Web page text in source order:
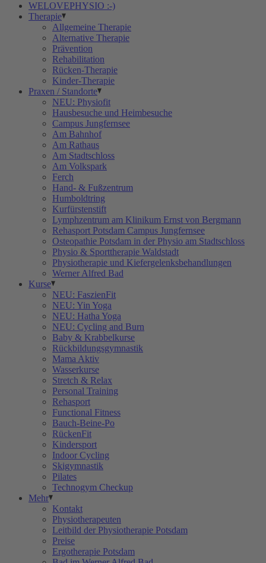
WELOVEPHYSIO :-)
Therapie
Allgemeine Therapie
Alternative Therapie
Prävention
Rehabilitation
Rücken-Therapie
Kinder-Therapie
Praxen / Standorte
NEU: Physiofit
Hausbesuche und Heimbesuche
Campus Jungfernsee
Am Bahnhof
Am Rathaus
Am Stadtschloss
Am Volkspark
Ferch
Hand- & Fußzentrum
Humboldtring
Kurfürstenstift
Lymphzentrum am Klinikum Ernst von Bergmann
Rehasport Potsdam Campus Jungfernsee
Osteopathie Potsdam in der Physio am Stadtschloss
Physio & Sporttherapie Waldstadt
Physiotherapie und Kiefergelenksbehandlungen
Werner Alfred Bad
Kurse
NEU: FaszienFit
NEU: Yin Yoga
NEU: Hatha Yoga
NEU: Cycling and Burn
Baby & Krabbelkurse
Rückbildungsgymnastik
Mama Aktiv
Wasserkurse
Stretch & Relax
Personal Training
Rehasport
Functional Fitness
Bauch-Beine-Po
RückenFit
Kindersport
Indoor Cycling
Skigymnastik
Pilates
Technogym Checkup
Mehr
Kontakt
Physiotherapeuten
Leitbild der Physiotherapie Potsdam
Preise
Ergotherapie Potsdam